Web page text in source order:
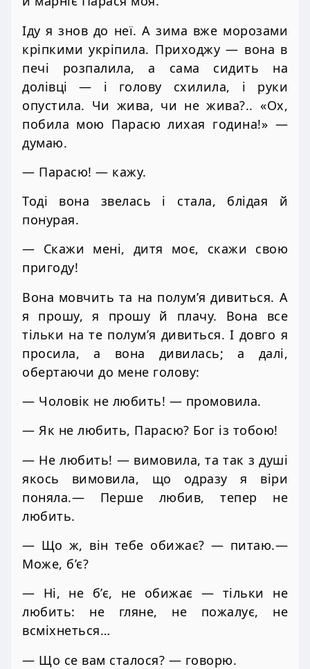
Іду я знов до неї. А зима вже морозами
кріпкими укріпила. Приходжу — вона в
печі розпалила, а сама сидить на
долівці — і голову схилила, і руки
опустила. Чи жива, чи не жива?.. «Ох,
побила мою Парасю лихая година!» —
думаю.
— Парасю! — кажу.
Тоді вона звелась і стала, блідая й
понурая.
— Скажи мені, дитя моє, скажи свою
пригоду!
Вона мовчить та на полум’я дивиться. А
я прошу, я прошу й плачу. Вона все
тільки на те полум’я дивиться. І довго я
просила, а вона дивилась; а далі,
обертаючи до мене голову:
— Чоловік не любить! — промовила.
— Як не любить, Парасю? Бог із тобою!
— Не любить! — вимовила, та так з душі
якось вимовила, що одразу я віри
поняла.— Перше любив, тепер не
любить.
— Що ж, він тебе обижає? — питаю.—
Може, б’є?
— Ні, не б’є, не обижає — тільки не
любить: не гляне, не пожалує, не
всміхнеться…
— Що се вам сталося? — говорю.